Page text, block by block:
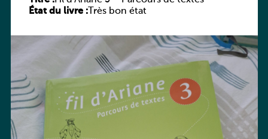
État du livre :Très bon état